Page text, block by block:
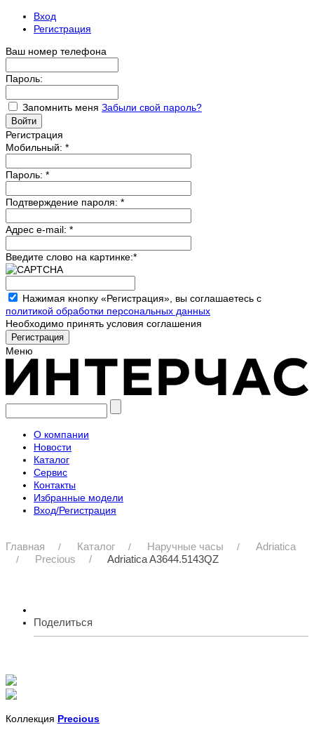
Вход
Регистрация
Ваш номер телефона
Пароль:
Запомнить меня Забыли свой пароль?
Регистрация
Мобильный: *
Пароль: *
Подтверждение пароля: *
Адрес e-mail: *
Введите слово на картинке:*
Нажимая кнопку «Регистрация», вы соглашаетесь с
политикой обработки персональных данных
Необходимо принять условия соглашения
Меню
О компании
Новости
Каталог
Сервис
Контакты
Избранные модели
Вход/Регистрация
Главная Каталог Наручные часы
Adriatica
Precious
Adriatica A3644.5143QZ
Поделиться
Коллекция Precious